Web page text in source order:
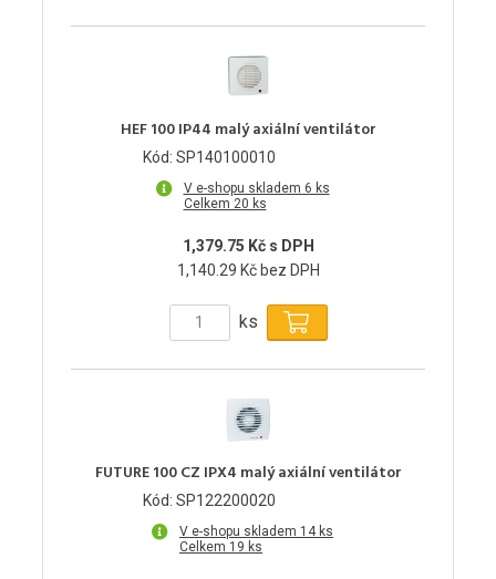
HEF 100 IP44 malý axiální ventilátor
Kód: SP140100010
V e-shopu skladem 6 ks
Celkem 20 ks
1,379.75 Kč s DPH
1,140.29 Kč bez DPH
ks
FUTURE 100 CZ IPX4 malý axiální ventilátor
Kód: SP122200020
V e-shopu skladem 14 ks
Celkem 19 ks